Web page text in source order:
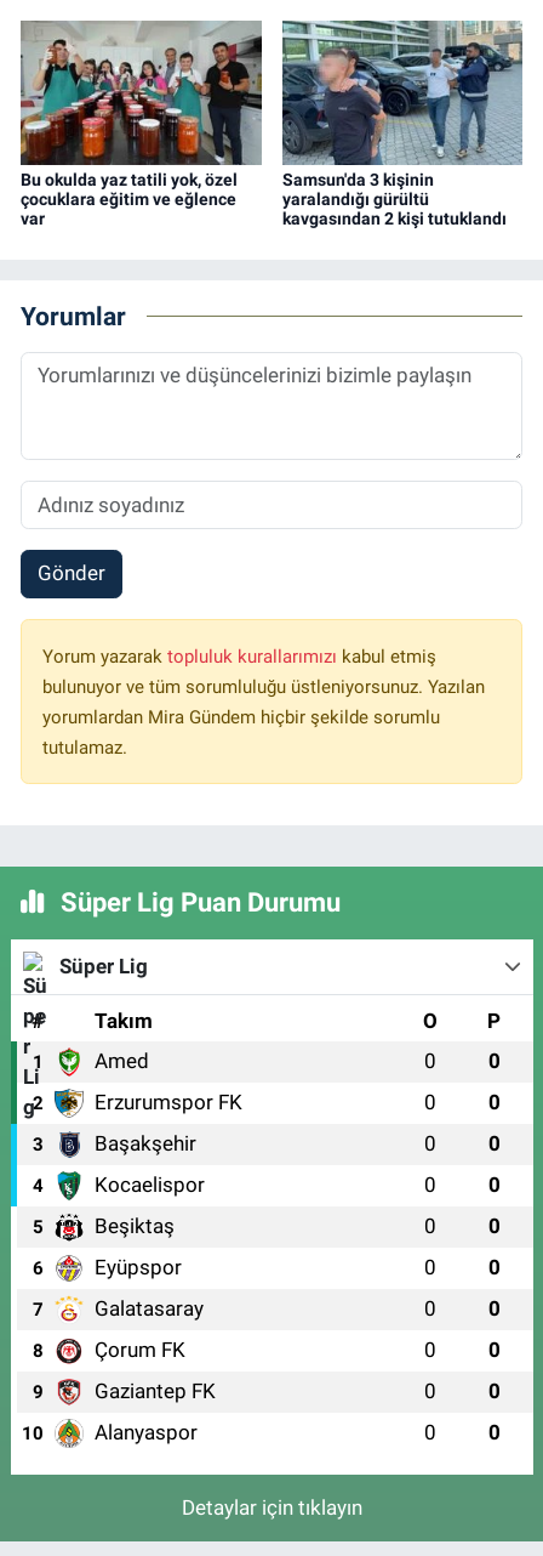
Bu okulda yaz tatili yok, özel
çocuklara eğitim ve eğlence
var
Samsun'da 3 kişinin
yaralandığı gürültü
kavgasından 2 kişi tutuklandı
Yorumlar
Gönder
Yorum yazarak topluluk kurallarımızı kabul etmiş
bulunuyor ve tüm sorumluluğu üstleniyorsunuz. Yazılan
yorumlardan Mira Gündem hiçbir şekilde sorumlu
tutulamaz.
Süper Lig Puan Durumu
Süper Lig
# Takım O P
1 Amed 0 0
2 Erzurumspor FK 0 0
3 Başakşehir 0 0
4 Kocaelispor 0 0
5 Beşiktaş 0 0
6 Eyüpspor 0 0
7 Galatasaray 0 0
8 Çorum FK 0 0
9 Gaziantep FK 0 0
10 Alanyaspor 0 0
Detaylar için tıklayın